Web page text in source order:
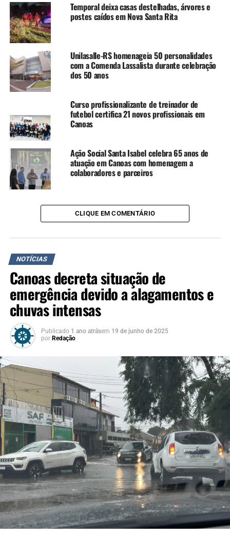
TÓPICOS RELACIONADOS: CANOAS CHEIAS
CHUVA
ECLIMA
ENCHENTE FEATURED
METEREOLOGIA
PRECISÃO DO TEMPO
TEMPERATURA
Ex-secretária da Educação de Canoas é presa por fraude de
licitações em Porto Alegre
NÃO SE ESQUEÇA
Marcelo Pitta assume Secretaria de Segurança de Canoas
Temporal deixa casas destelhadas, árvores e
postes caídos em Nova Santa Rita
Unilasalle-RS homenageia 50 personalidades
com a Comenda Lassalista durante celebração
dos 50 anos
Curso profissionalizante de treinador de
futebol certifica 21 novos profissionais em
Canoas
Ação Social Santa Isabel celebra 65 anos de
atuação em Canoas com homenagem a
colaboradores e parceiros
CLIQUE EM COMENTÁRIO
NOTÍCIAS
Canoas decreta situação de
emergência devido a alagamentos e
chuvas intensas
Publicado 1 ano atrásem 19 de junho de 2025
por Redação